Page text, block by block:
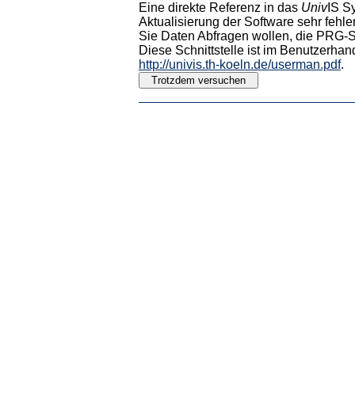
Eine direkte Referenz in das UnivIS
Aktualisierung der Software sehr
Sie Daten Abfragen wollen, die PRG-
Diese Schnittstelle ist im
http://univis.th-koeln.de/userman.pdf.